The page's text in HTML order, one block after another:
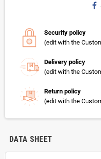
Security policy
(edit with the
Delivery policy
(edit with the
Return policy
(edit with the
DATA SHEET